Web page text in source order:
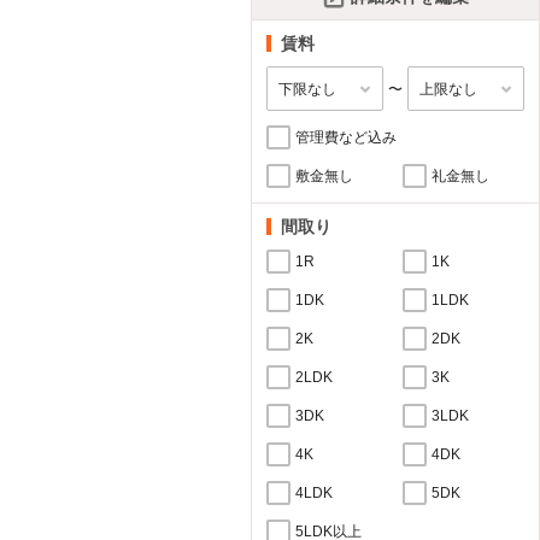
賃料
〜
管理費など込み
敷金無し 礼金無し
間取り
1R 1K
1DK 1LDK
2K 2DK
2LDK 3K
3DK 3LDK
4K 4DK
4LDK 5DK
5LDK以上